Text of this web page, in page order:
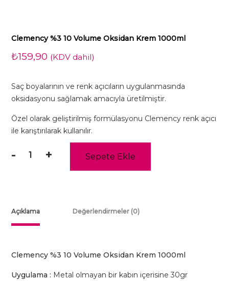
Clemency %3 10 Volume Oksidan Krem 1000ml
₺159,90 (KDV dahil)
Saç boyalarının ve renk açıcıların uygulanmasında
oksidasyonu sağlamak amacıyla üretilmiştir.
Özel olarak geliştirilmiş formülasyonu Clemency renk açıcı
ile karıştırılarak kullanılır.
-Clemency
Oksidan
Krem
+ Sepete Ekle
Açıklama Değerlendirmeler (0)
Clemency %3 10 Volume Oksidan Krem 1000ml
Uygulama : Metal olmayan bir kabın içerisine 30gr